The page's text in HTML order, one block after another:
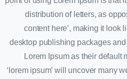
distribution of letters, as
content here’, making it look
desktop publishing packages
Lorem Ipsum as their default
‘lorem ipsum’ will uncover many